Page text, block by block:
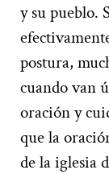
y su pueblo.
postura,
cuando van
oración y
que la
de la iglesia